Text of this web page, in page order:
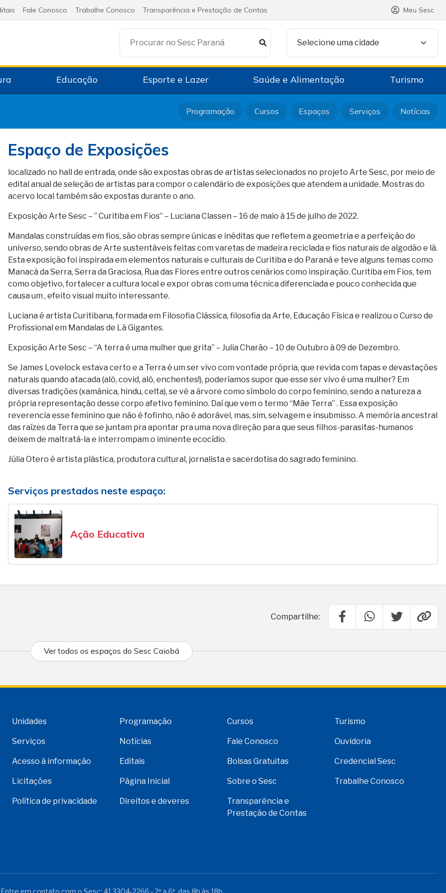
Fale Conosco Trabalhe Conosco Transparência e Prestação de Contas Meu Sesc
Procurar no Sesc Paraná Selecione uma cidade
Educação Esporte e Lazer Saúde e Alimentação Turismo
Programação Cursos Espaços Serviços Notícias
Espaço de Exposições
localizado no hall de entrada, onde são expostas obras de artistas selecionados no projeto Arte Sesc, por meio de
edital anual de seleção de artistas para compor o calendário de exposições que atendem a unidade. Mostras do
acervo local também são expostas durante o ano.
Exposição Arte Sesc – ” Curitiba em Fios” – Luciana Classen – 16 de maio à 15 de julho de 2022.
Mandalas construídas em fios, são obras sempre únicas e inéditas que refletem a geometria e a perfeição do
universo, sendo obras de Arte sustentáveis feitas com varetas de madeira reciclada e fios naturais de algodão e lã.
Esta exposição foi inspirada em elementos naturais e culturais de Curitiba e do Paraná e teve alguns temas como
Manacá da Serra, Serra da Graciosa, Rua das Flores entre outros cenários como inspiração. Curitiba em Fios, tem
como objetivo, fortalecer a cultura local e expor obras com uma técnica diferenciada e pouco conhecida que
causa um , efeito visual muito interessante.
Luciana é artista Curitibana, formada em Filosofia Clássica, filosofia da Arte, Educação Física e realizou o Curso de
Profissional em Mandalas de Lã Gigantes.
Exposição Arte Sesc – “A terra é uma mulher que grita” – Julia Charão – 10 de Outubro à 09 de Dezembro.
Se James Lovelock estava certo e a Terra é um ser vivo com vontade própria, que revida com tapas e devastações
naturais quando atacada (alô, covid, alô, enchentes!), poderíamos supor que esse ser vivo é uma mulher? Em
diversas tradições (xamânica, hindu, celta), se vê a árvore como símbolo do corpo feminino, sendo a natureza a
própria representação desse corpo afetivo feminino. Daí que vem o termo “Mãe Terra” . Essa exposição
reverencia esse feminino que não é fofinho, não é adorável, mas, sim, selvagem e insubmisso. A memória ancestral
das raízes da Terra que se juntam pra apontar pra uma nova direção para que seus filhos-parasitas-humanos
deixem de maltratá-la e interrompam o iminente ecocídio.
Júlia Otero é artista plástica, produtora cultural, jornalista e sacerdotisa do sagrado feminino.
Serviços prestados neste espaço:
Ação Educativa
Compartilhe:
Ver todos os espaços do Sesc Caiobá
Unidades Programação Cursos Turismo
Serviços Notícias Fale Conosco Ouvidoria
Acesso à informação Editais Bolsas Gratuitas Credencial Sesc
Licitações Página Inicial Sobre o Sesc Trabalhe Conosco
Política de privacidade Direitos e deveres
Transparência e
Prestação de Contas
Entre em contato com o Sesc: 41 3304-2266 - 2ª a 6ª, das 8h às 18h